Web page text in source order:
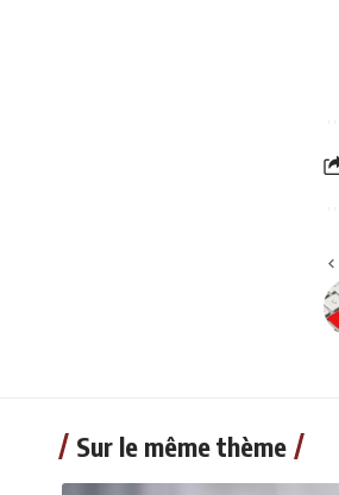
Sur le même thème